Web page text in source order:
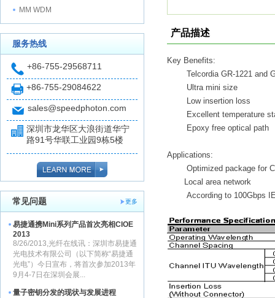
MM WDM
服务热线
+86-755-29568711
+86-755-29084622
sales@speedphoton.com
深圳市龙华区大浪街道华宁
路91号华联工业园9栋5楼
更多
常见问题
易捷通携Mini系列产品首次亮相CIOE
2013
8/26/2013,光纤在线讯：深圳市易捷通
光电技术有限公司（以下简称“易捷通
光电”）今日宣布，将首次参加2013年
9月4-7日在深圳会展...
量子密钥分发的现状与发展进程
产品描述
Key Benefits:
Telcordia GR-1221 and
Ultra mini size
Low insertion loss
Excellent temperature
Epoxy free optical path
Applications:
Optimized package for
Local area network
According to 100Gbps